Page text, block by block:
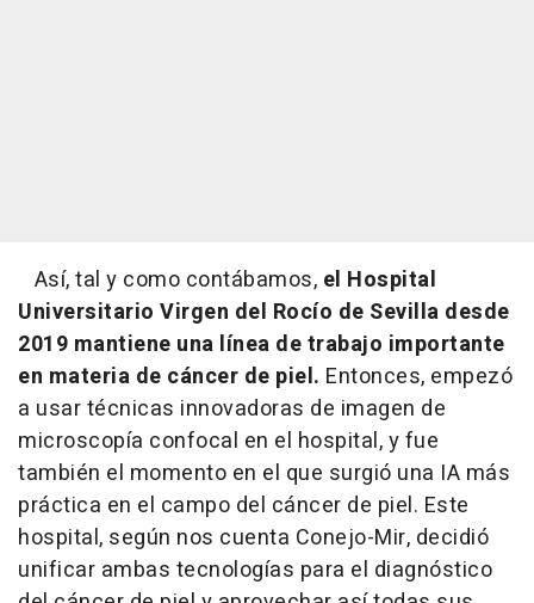
Así, tal y como contábamos, el Hospital
Universitario Virgen del Rocío de Sevilla desde
2019 mantiene una línea de trabajo importante
en materia de cáncer de piel. Entonces, empezó
a usar técnicas innovadoras de imagen de
microscopía confocal en el hospital, y fue
también el momento en el que surgió una IA más
práctica en el campo del cáncer de piel. Este
hospital, según nos cuenta Conejo-Mir, decidió
unificar ambas tecnologías para el diagnóstico